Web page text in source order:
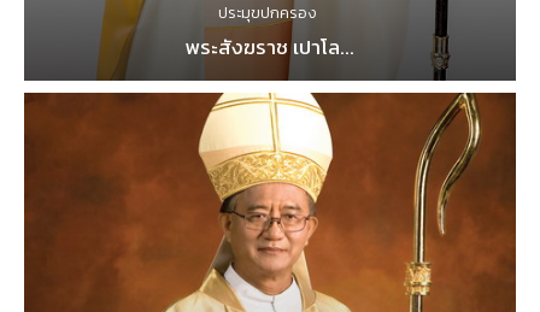
ประมุขปกครอง
พระสังฆราช เปาโล...